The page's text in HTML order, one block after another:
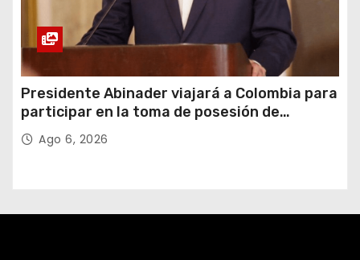
Presidente Abinader viajará a Colombia para
participar en la toma de posesión de
Abelardo de la Espriella
Ago 6, 2026